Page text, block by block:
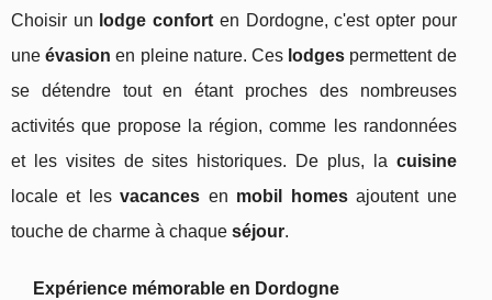
Choisir un lodge confort en Dordogne, c'est opter pour
uneévasion en pleine nature. Ces lodges permettent de
se détendre tout en étant proches des nombreuses
activités que propose la région, comme les randonnées
et les visites de sites historiques. De plus, la cuisine
locale et lesvacances en mobil homesajoutent une
touche de charme à chaque séjour.
Expérience mémorable en Dordogne